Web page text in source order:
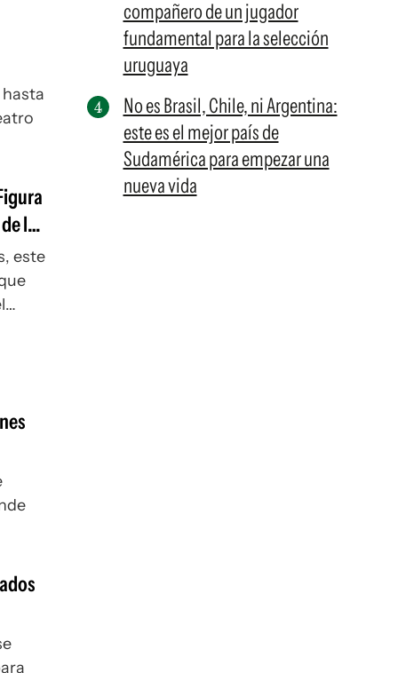
los
este
compañero de un jugador
fundamental para la selección
uruguaya
No es Brasil, Chile, ni Argentina:
este es el mejor país de
Sudamérica para empezar una
nueva vida